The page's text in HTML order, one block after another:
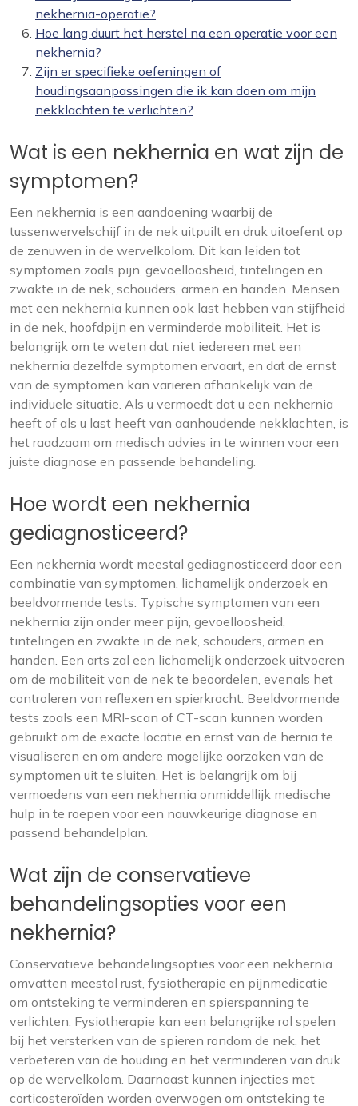
nekhernia-operatie?
Hoe lang duurt het herstel na een operatie voor een
nekhernia?
Zijn er specifieke oefeningen of
houdingsaanpassingen die ik kan doen om mijn
nekklachten te verlichten?
Wat is een nekhernia en wat zijn de
symptomen?
Een nekhernia is een aandoening waarbij de
tussenwervelschijf in de nek uitpuilt en druk uitoefent op
de zenuwen in de wervelkolom. Dit kan leiden tot
symptomen zoals pijn, gevoelloosheid, tintelingen en
zwakte in de nek, schouders, armen en handen. Mensen
met een nekhernia kunnen ook last hebben van stijfheid
in de nek, hoofdpijn en verminderde mobiliteit. Het is
belangrijk om te weten dat niet iedereen met een
nekhernia dezelfde symptomen ervaart, en dat de ernst
van de symptomen kan variëren afhankelijk van de
individuele situatie. Als u vermoedt dat u een nekhernia
heeft of als u last heeft van aanhoudende nekklachten, is
het raadzaam om medisch advies in te winnen voor een
juiste diagnose en passende behandeling.
Hoe wordt een nekhernia
gediagnosticeerd?
Een nekhernia wordt meestal gediagnosticeerd door een
combinatie van symptomen, lichamelijk onderzoek en
beeldvormende tests. Typische symptomen van een
nekhernia zijn onder meer pijn, gevoelloosheid,
tintelingen en zwakte in de nek, schouders, armen en
handen. Een arts zal een lichamelijk onderzoek uitvoeren
om de mobiliteit van de nek te beoordelen, evenals het
controleren van reflexen en spierkracht. Beeldvormende
tests zoals een MRI-scan of CT-scan kunnen worden
gebruikt om de exacte locatie en ernst van de hernia te
visualiseren en om andere mogelijke oorzaken van de
symptomen uit te sluiten. Het is belangrijk om bij
vermoedens van een nekhernia onmiddellijk medische
hulp in te roepen voor een nauwkeurige diagnose en
passend behandelplan.
Wat zijn de conservatieve
behandelingsopties voor een
nekhernia?
Conservatieve behandelingsopties voor een nekhernia
omvatten meestal rust, fysiotherapie en pijnmedicatie
om ontsteking te verminderen en spierspanning te
verlichten. Fysiotherapie kan een belangrijke rol spelen
bij het versterken van de spieren rondom de nek, het
verbeteren van de houding en het verminderen van druk
op de wervelkolom. Daarnaast kunnen injecties met
corticosteroïden worden overwogen om ontsteking te